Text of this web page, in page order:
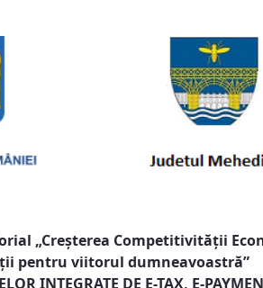
„Creşterea Competitivităţii
pentru viitorul dumneavoastră”
INTEGRATE DE E-TAX, E-